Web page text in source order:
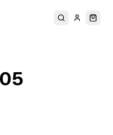
ПошукУвійти